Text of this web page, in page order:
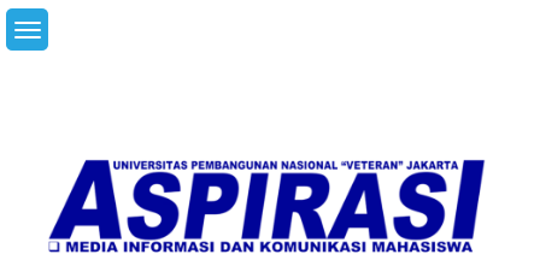
Skip
to